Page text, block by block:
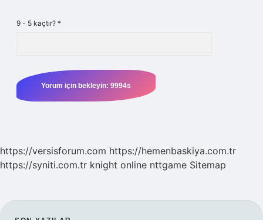
9 - 5 kaçtır? *
https://versisforum.com https://hemenbaskiya.com.tr
https://syniti.com.tr knight online nttgame Sitemap